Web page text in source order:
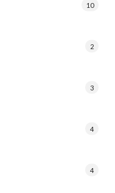
10
2
3
4
4